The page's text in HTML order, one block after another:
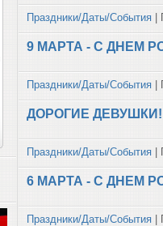
Праздники/Даты/События |
9 МАРТА - С ДНЕМ
Праздники/Даты/События |
ДОРОГИЕ
Праздники/Даты/События |
6 МАРТА - С ДНЕМ
Праздники/Даты/События |